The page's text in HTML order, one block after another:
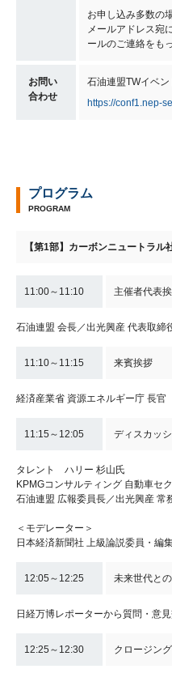
お申し込み多数の
メールアドレス宛
ールのご連絡をも
お問い
合わせ
石油連盟TWイベン
https://conf1.nep-
プログラム
PROGRAM
【第1部】カーボンニュートラル
11:00～11:10 主催者代表
石油連盟 会長／出光興産 代表取
11:10～11:15 来賓挨拶
経済産業省 資源エネルギー庁 長
11:15～12:05 ディスカッ
タレント ハリー 杉山氏
KPMGコンサルティング 自動車セ
石油連盟 広報委員長／出光興産
＜モデレーター＞
日本経済新聞社 上級論説委員・
12:05～12:25 未来世代と
日経万博レポーターから質問・意
12:25～12:30 クロージング